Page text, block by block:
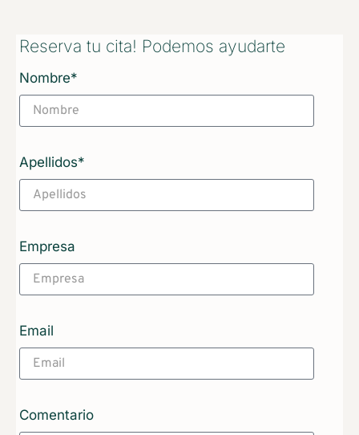
Reserva tu cita! Podemos ayudarte
Nombre*
Apellidos*
Empresa
Email
Comentario